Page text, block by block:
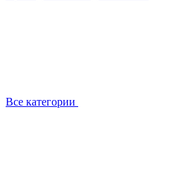
Все категории